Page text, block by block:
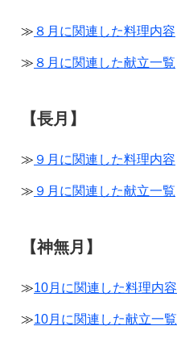
≫ ８月に関連した料理内容
≫ ８月に関連した献立一覧
【長月】
≫ ９月に関連した料理内容
≫ ９月に関連した献立一覧
【神無月】
≫10月に関連した料理内容
≫10月に関連した献立一覧